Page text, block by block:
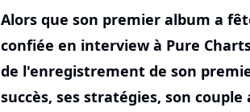
Alors que son premier album a
confiée en interview à Pure
de l'enregistrement de son
succès, ses stratégies, son